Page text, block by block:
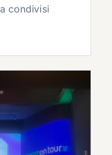
condivisi